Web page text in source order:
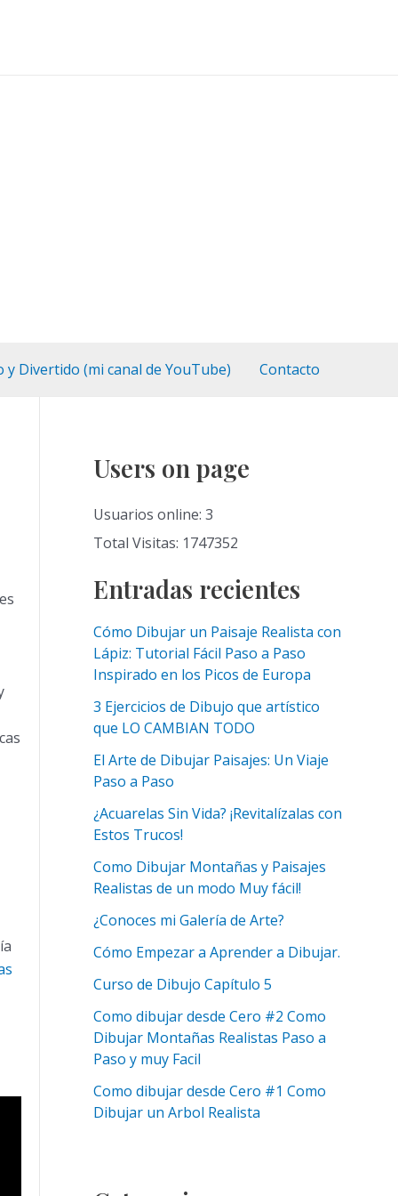
y Divertido (mi canal de YouTube) Contacto
Users on page
Usuarios online: 3
Total Visitas: 1747352
Entradas recientes
Cómo Dibujar un Paisaje Realista con
Lápiz: Tutorial Fácil Paso a Paso
Inspirado en los Picos de Europa
3 Ejercicios de Dibujo que artístico
que LO CAMBIAN TODO
El Arte de Dibujar Paisajes: Un Viaje
Paso a Paso
¿Acuarelas Sin Vida? ¡Revitalízalas con
Estos Trucos!
Como Dibujar Montañas y Paisajes
Realistas de un modo Muy fácil!
¿Conoces mi Galería de Arte?
Cómo Empezar a Aprender a Dibujar.
Curso de Dibujo Capítulo 5
Como dibujar desde Cero #2 Como
Dibujar Montañas Realistas Paso a
Paso y muy Facil
Como dibujar desde Cero #1 Como
Dibujar un Arbol Realista